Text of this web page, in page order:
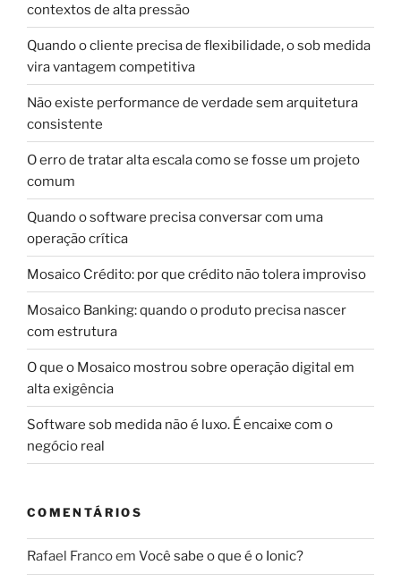
contextos de alta pressão
Quando o cliente precisa de flexibilidade, o sob medida
vira vantagem competitiva
Não existe performance de verdade sem arquitetura
consistente
O erro de tratar alta escala como se fosse um projeto
comum
Quando o software precisa conversar com uma
operação crítica
Mosaico Crédito: por que crédito não tolera improviso
Mosaico Banking: quando o produto precisa nascer
com estrutura
O que o Mosaico mostrou sobre operação digital em
alta exigência
Software sob medida não é luxo. É encaixe com o
negócio real
COMENTÁRIOS
Rafael Francoem Você sabe o que é o Ionic?